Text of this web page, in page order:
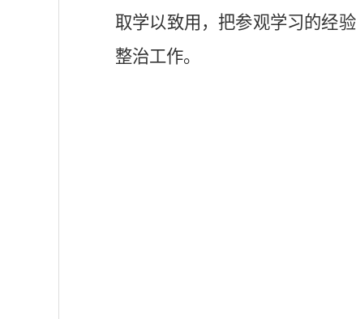
取学以致用，把参观学习的经
整治工作。